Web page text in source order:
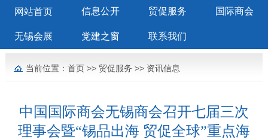
网站首页 信息公开 贸促服务 国际商会
无锡会展 党建之窗 联系我们
当前位置： 首页>> 贸促服务 >> 资讯信息
中国国际商会无锡商会召开七届三次
理事会暨“锡品出海 贸促全球”重点海